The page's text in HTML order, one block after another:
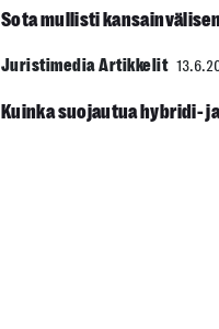
Sota mullisti
Juristimedia Artikkelit
Kuinka suojautua hybridi-